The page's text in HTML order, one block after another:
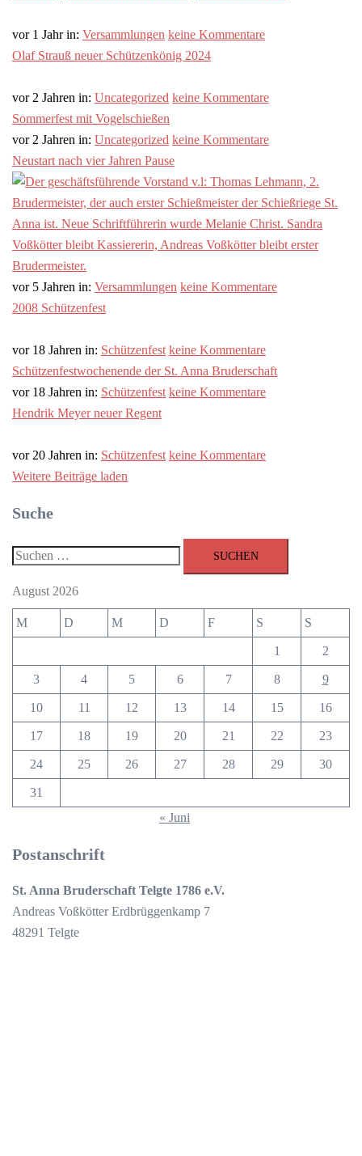
vor 1 Jahrin: Versammlungen keine Kommentare
Olaf Strauß neuer Schützenkönig 2024
vor 2 Jahren in: Uncategorized keine Kommentare
Sommerfest mit Vogelschießen
vor 2 Jahren in: Uncategorized keine Kommentare
Neustart nach vier Jahren Pause
vor 5 Jahren in: Versammlungen keine Kommentare
2008 Schützenfest
vor 18 Jahren in: Schützenfest keine Kommentare
Schützenfestwochenende der St. Anna Bruderschaft
vor 18 Jahren in: Schützenfest keine Kommentare
Hendrik Meyer neuer Regent
vor 20 Jahren in: Schützenfest keine Kommentare
Weitere Beiträge laden
Suche
Suchen
August 2026
M D M D F S S
1 2
3 4 5 6 7 8 9
10 11 12 13 14 15 16
17 18 19 20 21 22 23
24 25 26 27 28 29 30
31
« Juni
Postanschrift
St. Anna Bruderschaft Telgte 1786 e.V.
Andreas Voßkötter Erdbrüggenkamp 7
48291 Telgte